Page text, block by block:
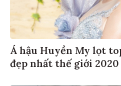
Á hậu Huyền My lọt
đẹp nhất thế giới 2020